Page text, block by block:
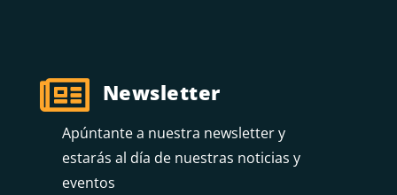
 Newsletter
Apúntante a nuestra newsletter y
estarás al día de nuestras noticias y
eventos